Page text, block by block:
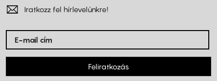
Iratkozz fel hírlevelünkre!
Feliratkozás